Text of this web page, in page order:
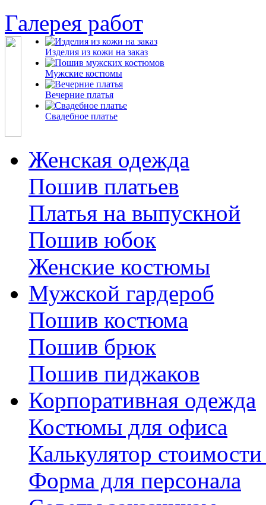
Галерея работ
Изделия из кожи на заказ
Мужские костюмы
Вечерние платья
Свадебное платье
Женская одежда
Пошив платьев
Платья на выпускной
Пошив юбок
Женские костюмы
Мужской гардероб
Пошив костюма
Пошив брюк
Пошив пиджаков
Корпоративная одежда
Костюмы для офиса
Калькулятор
Форма для персонала